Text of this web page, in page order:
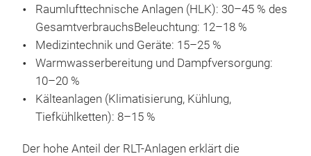
Raumlufttechnische Anlagen (HLK): 30–45 % des
GesamtverbrauchsBeleuchtung: 12–18 %
Medizintechnik und Geräte: 15–25 %
Warmwasserbereitung und Dampfversorgung:
10–20 %
Kälteanlagen (Klimatisierung, Kühlung,
Tiefkühlketten): 8–15 %
Der hohe Anteil der RLT-Anlagen erklärt die